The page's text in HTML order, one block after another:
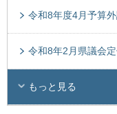
令和8年度4月予算
令和8年2月県議会
もっと見る